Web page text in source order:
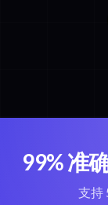
99% 准
支持